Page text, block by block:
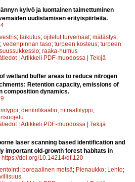
kylvö ja luontainen taimettuminen
uudistamisen erityispiirteitä.
; laikutus; ojitetut turvemaat; mätästys;
; vedenpinnan taso; turpeen kosteus; turpeen
; raaka-humus
| Artikkeli PDF-muodossa | Tekijä
wetland buffer areas to reduce nitrogen
Retention capacity, emissions of
composition dynamics.
; denitrifikaatio; nitraattityppi;
| Artikkeli PDF-muodossa | Tekijä
laser scanning based identification and
important old-growth forest habitats in
https://doi.org/10.14214/df.120
; boreaalinen metsä; Pienaukko; Lehto;